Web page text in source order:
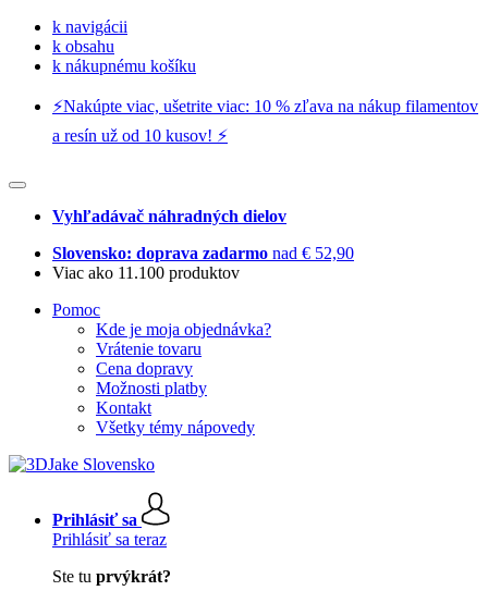
k navigácii
k obsahu
k nákupnému košíku
⚡️Nakúpte viac, ušetrite viac: 10 % zľava na nákup filamentov
a resín už od 10 kusov! ⚡️
Vyhľadávač náhradných dielov
Slovensko: doprava zadarmo nad € 52,90
Viac ako 11.100 produktov
Pomoc
Kde je moja objednávka?
Vrátenie tovaru
Cena dopravy
Možnosti platby
Kontakt
Všetky témy nápovedy
Prihlásiť sa
Prihlásiť sa teraz
Ste tu prvýkrát?